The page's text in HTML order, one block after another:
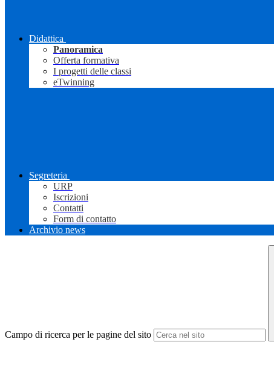
Didattica
Panoramica
Offerta formativa
I progetti delle classi
eTwinning
Segreteria
URP
Iscrizioni
Contatti
Form di contatto
Archivio news
Campo di ricerca per le pagine del sito